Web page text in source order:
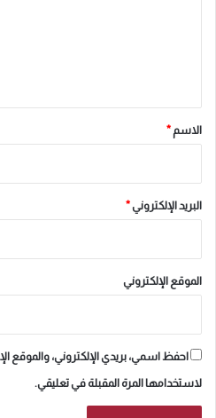
*
الاسم *
البريد الإلكتروني*
الموقع الإلكتروني
احفظ اسمي، بريدي الإلكتروني، والموقع
لاستخدامها المرة المقبلة في تعليقي.